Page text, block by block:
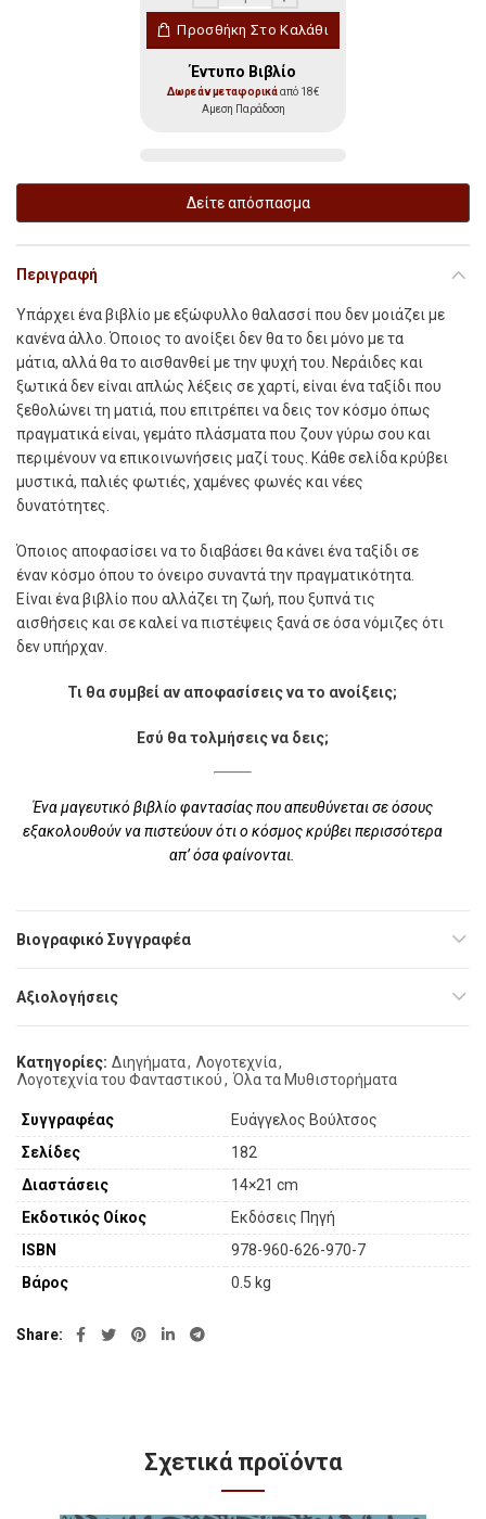
Προσθήκη Στο Καλάθι
Έντυπο Βιβλίο
Δωρεάν μεταφορικάαπό 18€
Αμεση Παράδοση
Δείτε απόσπασμα
Περιγραφή
Υπάρχει ένα βιβλίο µε εξώφυλλο θαλασσί που δεν µοιάζει µε
κανένα άλλο. Όποιος το ανοίξει δεν θα το δει µόνο µε τα
µάτια, αλλά θα το αισθανθεί µε την ψυχή του. Νεράιδες και
ξωτικά δεν είναι απλώς λέξεις σε χαρτί, είναι ένα ταξίδι που
ξεθολώνει τη µατιά, που επιτρέπει να δεις τον κόσµο όπως
πραγµατικά είναι, γεµάτο πλάσµατα που ζουν γύρω σου και
περιµένουν να επικοινωνήσεις µαζί τους. Κάθε σελίδα κρύβει
µυστικά, παλιές φωτιές, χαµένες φωνές και νέες
δυνατότητες.
Όποιος αποφασίσει να το διαβάσει θα κάνει ένα ταξίδι σε
έναν κόσµο όπου το όνειρο συναντά την πραγµατικότητα.
Είναι ένα βιβλίο που αλλάζει τη ζωή, που ξυπνά τις
αισθήσεις και σε καλεί να πιστέψεις ξανά σε όσα νόµιζες ότι
δεν υπήρχαν.
Τι θα συμβεί αν αποφασίσειςνα το ανοίξεις;
Εσύ θα τολμήσεις να δεις;
Ένα μαγευτικό βιβλίο φαντασίας που απευθύνεται σε όσους
εξακολουθούν να πιστεύουν ότι ο κόσμος κρύβει περισσότερα
απ’ όσα φαίνονται.
Βιογραφικό Συγγραφέα
Αξιολογήσεις
Κατηγορίες: Διηγήματα, Λογοτεχνία,
Λογοτεχνία του Φανταστικού, Όλα τα Μυθιστορήματα
Συγγραφέας
Ευάγγελος Βούλτσος
Σελίδες
182
Διαστάσεις
14×21 cm
Εκδοτικός Οίκος
Εκδόσεις Πηγή
ISBN
978-960-626-970-7
Βάρος
0.5 kg
Share
Σχετικά προϊόντα